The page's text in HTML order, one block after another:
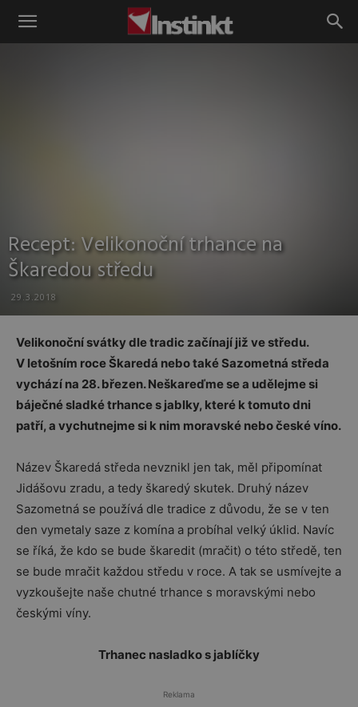
Instinkt
Recept: Velikonoční trhance na
Škaredou středu
29.3.2018
Velikonoční svátky dle tradic začínají již ve středu.
V letošním roce Škaredá nebo také Sazometná středa
vychází na 28. březen. Neškareďme se a udělejme si
báječné sladké trhance s jablky, které k tomuto dni
patří, a vychutnejme si k nim moravské nebo české víno.
Název Škaredá středa nevznikl jen tak, měl připomínat
Jidášovu zradu, a tedy škaredý skutek. Druhý název
Sazometná se používá dle tradice z důvodu, že se v ten
den vymetaly saze z komína a probíhal velký úklid. Navíc
se říká, že kdo se bude škaredit (mračit) o této středě, ten
se bude mračit každou středu v roce. A tak se usmívejte a
vyzkoušejte naše chutné trhance s moravskými nebo
českými víny.
Trhanec nasladko s jablíčky
Reklama